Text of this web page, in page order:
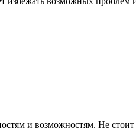
и возможностям. Не